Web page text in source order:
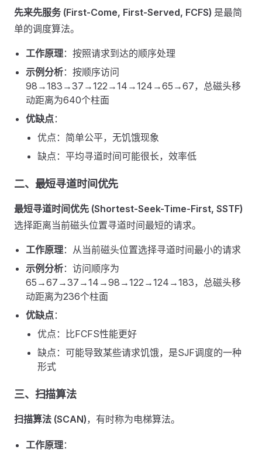
先来先服务 (First-Come, First-Served, FCFS) 是最简
单的调度算法。
工作原理：按照请求到达的顺序处理
示例分析：按顺序访问
98→183→37→122→14→124→65→67，总磁头移
动距离为640个柱面
优缺点：
优点：简单公平，无饥饿现象
缺点：平均寻道时间可能很长，效率低
二、最短寻道时间优先
最短寻道时间优先 (Shortest-Seek-Time-First, SSTF)
选择距离当前磁头位置寻道时间最短的请求。
工作原理：从当前磁头位置选择寻道时间最小的请求
示例分析：访问顺序为
65→67→37→14→98→122→124→183，总磁头移
动距离为236个柱面
优缺点：
优点：比FCFS性能更好
缺点：可能导致某些请求饥饿，是SJF调度的一种
形式
三、扫描算法
扫描算法 (SCAN)，有时称为电梯算法。
工作原理：